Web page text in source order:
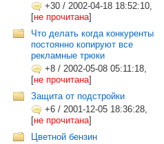
+30 / 2002-04-18 18:52:10,
[не прочитана]
Что делать когда конкуренты
постоянно копируют все
рекламные трюки
+8 / 2002-05-08 05:11:18,
[не прочитана]
Защита от подстройки
+6 / 2001-12-05 18:36:28,
[не прочитана]
Цветной бензин